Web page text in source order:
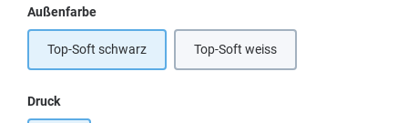
Außenfarbeauswählen
Top-Soft schwarz Top-Soft weiss
Druckauswählen